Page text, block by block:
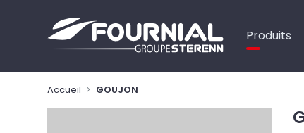
Produits
Accueil GOUJON